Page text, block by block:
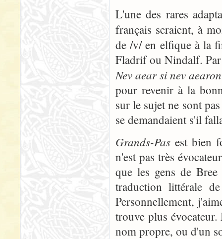
L'une des rares
français seraient, à
de /v/ en elfique à la
Fladrif ou Nindalf.
Nev aear si nev aearon
pour revenir à la
sur le sujet ne sont
se demandaient s'il
Grands-Pas est bien
n'est pas très
que les gens de
traduction littérale
Personnellement,
trouve plus
nom propre, ou d'un